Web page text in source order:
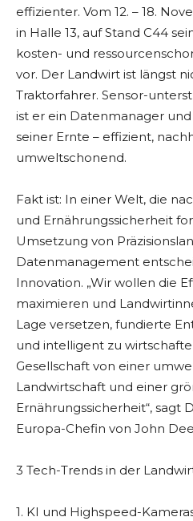
effizienter. Vom 12. – 18.
in Halle 13, auf Stand C44
kosten- und
vor. Der Landwirt ist längst
Traktorfahrer. Sensor-
ist er ein Datenmanager
seiner Ernte – effizient,
umweltschonend.
Fakt ist: In einer Welt, die
und Ernährungssicherheit
Umsetzung von
Datenmanagement
Innovation. „Wir wollen die
maximieren und
Lage versetzen, fundierte
und intelligent zu
Gesellschaft von einer
Landwirtschaft und einer
Ernährungssicherheit“, sagt
Europa-Chefin von John
3 Tech-Trends in der
1. KI und Highspeed-